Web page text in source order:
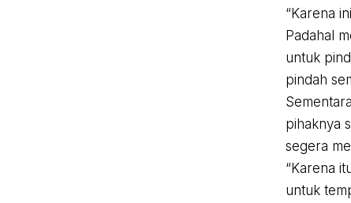
“Karena
Padahal
untuk
pindah
pihaknya
segera
“Karena
untuk